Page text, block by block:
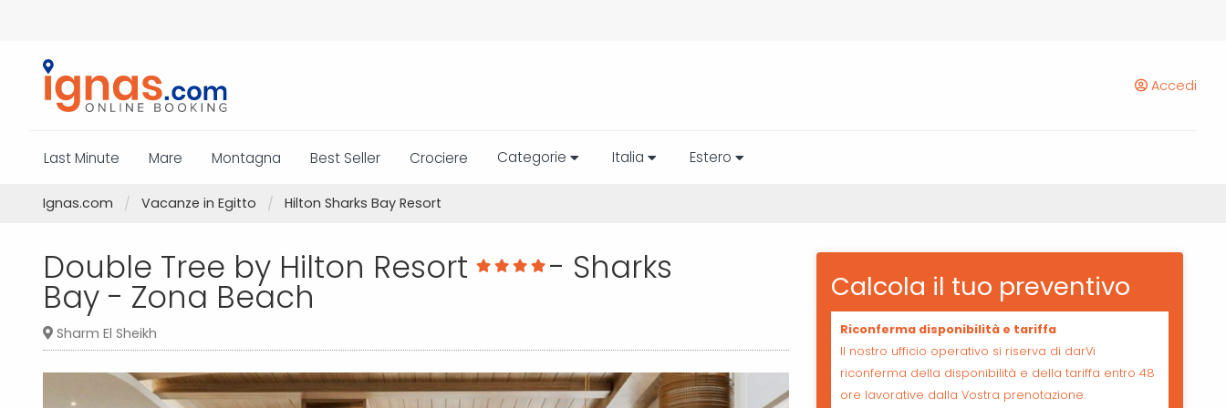
Accedi
Last Minute Mare Montagna Best Seller Crociere Categorie Italia Estero
Ignas.com Vacanze in Egitto Hilton Sharks Bay Resort
Double Tree by Hilton Resort - Sharks
Bay - Zona Beach
Sharm El Sheikh
Calcola il tuo preventivo
Riconferma disponibilità e tariffa
Il nostro ufficio operativo si riserva di darVi
riconferma della disponibilità e della tariffa entro 48
ore lavorative dalla Vostra prenotazione.